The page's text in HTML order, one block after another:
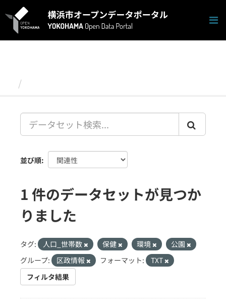
キ
並び順
1 件のデータセットが見つか
りました
タグ: 人口_世帯数 保健 環境
公園
グループ:
区政情報 フォーマット:
TXT
フィルタ結果